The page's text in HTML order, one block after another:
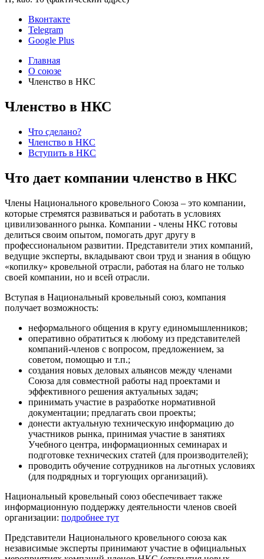
Вконтакте
Telegram
Google Plus
Главная
О союзе
Членство в НКС
Членство в НКС
Что сделано?
Членство в НКС
Вступить в НКС
Что дает компании членство в НКС
Члены Национального кровельного Союза – это компании,
которые стремятся развиваться и работать в условиях
цивилизованного рынка. Компании - члены НКС готовы
делиться своим опытом, помогать друг другу в
профессиональном развитии. Представители этих компаний,
ведущие эксперты, вкладывают свои труд и знания в общую
«копилку» кровельной отрасли, работая на благо не только
своей компании, но и всей отрасли.
Вступая в Национальный кровельный союз, компания
получает возможность:
неформального общения в кругу единомышленников;
оперативно обратиться к любому из представителей
компаний-членов с вопросом, предложением, за
советом, помощью и т.п.;
создания новых деловых альянсов между членами
Союза для совместной работы над проектами и
эффективного решения актуальных задач;
принимать участие в разработке нормативной
документации; предлагать свои проекты;
донести актуальную техническую информацию до
участников рынка, принимая участие в занятиях
Учебного центра, информационных семинарах и
подготовке технических статей (для производителей);
проводить обучение сотрудников на льготных условиях
(для подрядных и торгующих организаций).
Национальный кровельный союз обеспечивает также
информационную поддержку деятельности членов своей
организации: подробнее тут
Представители Национального кровельного союза как
независимые эксперты принимают участие в официальных